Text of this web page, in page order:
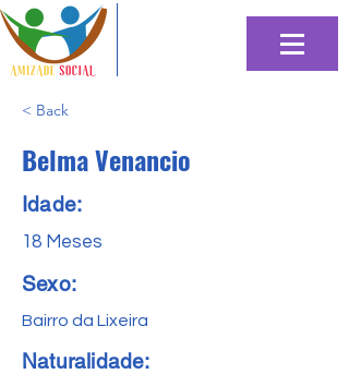
< Back
Belma Venancio
Idade:
18 Meses
Sexo:
Bairro da Lixeira
Naturalidade: